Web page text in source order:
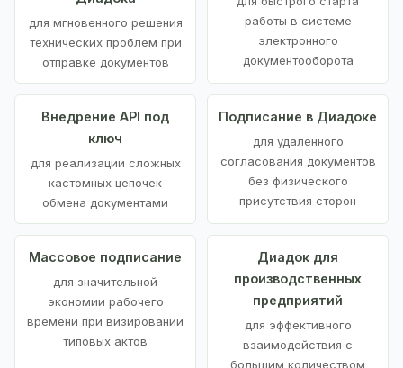
для мгновенного решения
технических проблем при
отправке документов
работы в системе
электронного
документооборота
Внедрение API под
ключ
для реализации сложных
кастомных цепочек
обмена документами
Подписание в Диадоке
для удаленного
согласования документов
без физического
присутствия сторон
Массовое подписание
для значительной
экономии рабочего
времени при визировании
типовых актов
Диадок для
производственных
предприятий
для эффективного
взаимодействия с
большим количеством